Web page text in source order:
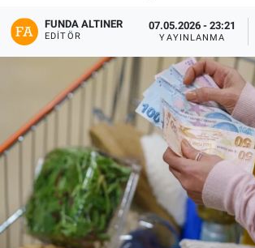
FUNDA ALTINER
EDITÖR
07.05.2026 - 23:21
YAYINLANMA
RESMİ İLANLAR
İLAN
Bize ulaşın
İletişim/Künye
Yaşam